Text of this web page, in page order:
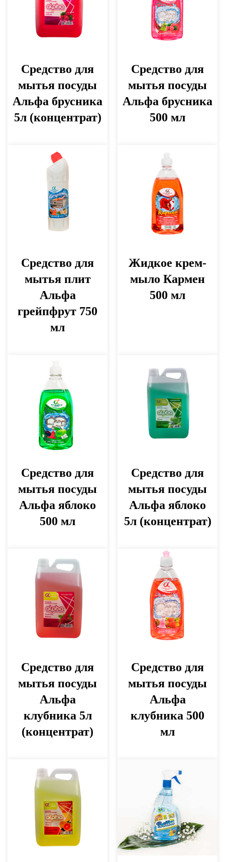
Средство для
мытья посуды
Альфа брусника
5л (концентрат)
Средство для
мытья посуды
Альфа брусника
500 мл
Средство для
мытья плит
Альфа
грейпфрут 750
мл
Жидкое крем-
мыло Кармен
500 мл
Средство для
мытья посуды
Альфа яблоко
500 мл
Средство для
мытья посуды
Альфа яблоко
5л (концентрат)
Средство для
мытья посуды
Альфа
клубника 5л
(концентрат)
Средство для
мытья посуды
Альфа
клубника 500
мл